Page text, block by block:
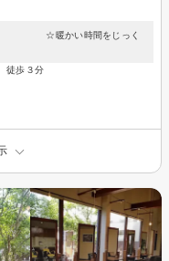
い時間をじっく
徒歩３分